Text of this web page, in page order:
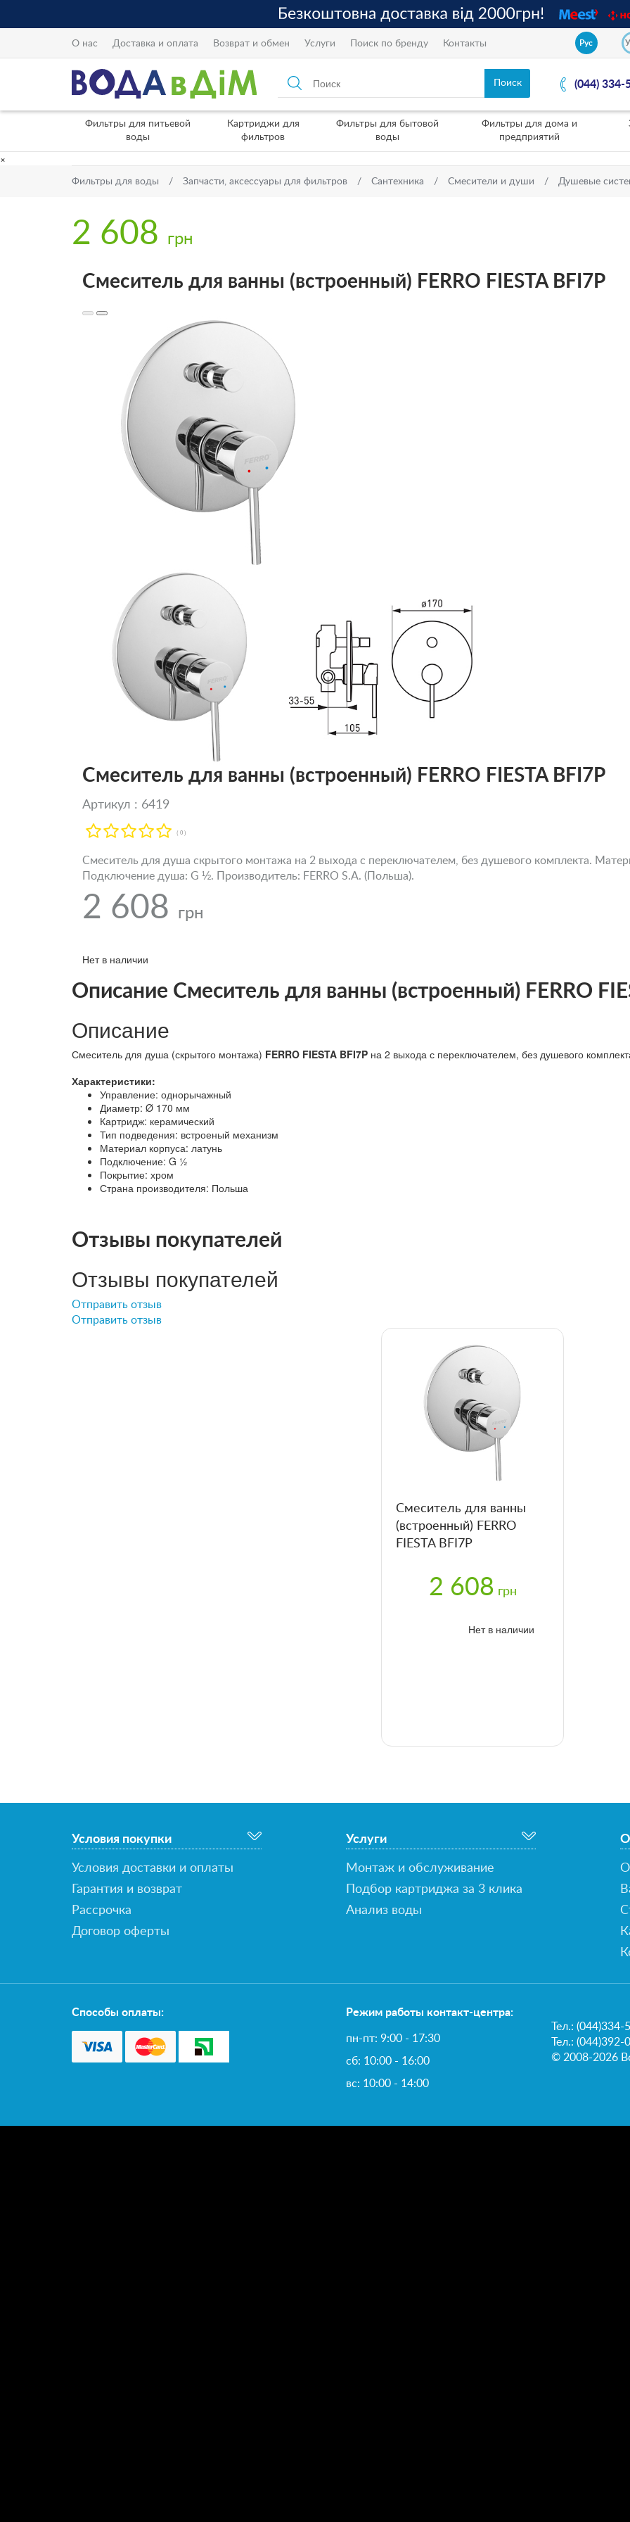
О нас Доставка и оплата Возврат и обмен Услуги Поиск по бренду Контакты Рус
(044) 334-
Фильтры для питьевой
воды
Картриджи для
фильтров
Фильтры для бытовой
воды
Фильтры для дома и
предприятий
×
Фильтры для воды Запчасти, аксессуары для фильтров Сантехника Смесители и души Душевые
2 608 грн
Смеситель для ванны (встроенный) FERRO FIESTA BFI7P
Смеситель для ванны (встроенный) FERRO FIESTA BFI7P
Артикул : 6419
( 0 )
Смеситель для душа скрытого монтажа на 2 выхода с переключателем, без душевого комплекта.
Подключение душа: G ½. Производитель: FERRO S.A. (Польша).
2 608 грн
Нет в наличии
Описание Смеситель для ванны (встроенный) FERRO
Описание
Смеситель для душа (скрытого монтажа) FERRO FIESTA BFI7P на 2 выхода с переключателем, без душевого
Характеристики:
Управление: однорычажный
Диаметр: Ø 170 мм
Картридж: керамический
Тип подведения: встроеный механизм
Материал корпуса: латунь
Подключение: G ½
Покрытие: хром
Страна производителя: Польша
Отзывы покупателей
Отзывы покупателей
Отправить отзыв
Отправить отзыв
Смеситель для ванны
(встроенный) FERRO
FIESTA BFI7P
2 608 грн
Нет в наличии
Условия покупки
Условия доставки и оплаты
Гарантия и возврат
Рассрочка
Договор оферты
Услуги
Монтаж и обслуживание
Подбор картриджа за 3 клика
Анализ воды
О
О
Способы оплаты: Режим работы контакт-центра:
пн-пт: 9:00 - 17:30
сб: 10:00 - 16:00
вс: 10:00 - 14:00
Тел.:(044)334-
Тел.: (044)392-
© 2008-2026